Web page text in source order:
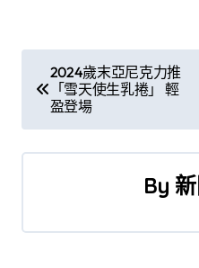
章
導
2024歲末亞尼克力推
「雪天使生乳捲」 輕
盈登場
By